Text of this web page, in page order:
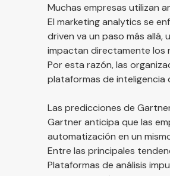
Muchas empresas utilizan
El marketing analytics se
driven va un paso más
impactan directamente los
Por esta razón, las
plataformas de inteligencia
Las predicciones de
Gartneranticipa que las
automatización en un
Entre las principales
Plataformas de análisis